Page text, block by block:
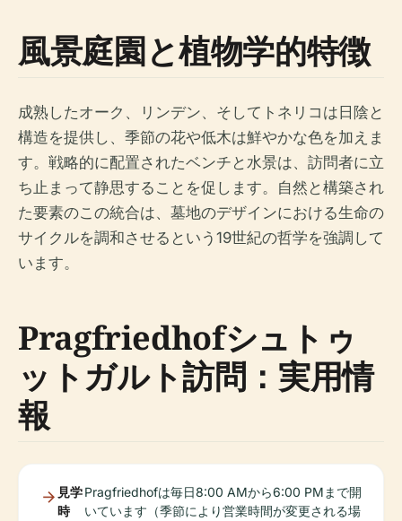
風景庭園と植物学的特徴
成熟したオーク、リンデン、そしてトネリコは日陰と
構造を提供し、季節の花や低木は鮮やかな色を加えま
す。戦略的に配置されたベンチと水景は、訪問者に立
ち止まって静思することを促します。自然と構築され
た要素のこの統合は、墓地のデザインにおける生命の
サイクルを調和させるという19世紀の哲学を強調して
います。
Pragfriedhofシュトゥ
ットガルト訪問：実用情
報
見学
時
Pragfriedhofは毎日8:00 AMから6:00 PMまで開
いています（季節により営業時間が変更される場